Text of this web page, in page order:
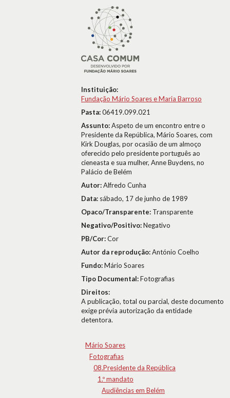
Instituição:
Fundação Mário Soares e Maria Barroso
Pasta:06419.099.021
Assunto:Aspeto de um encontro entre o
Presidente da República, Mário Soares, com
Kirk Douglas, por ocasião de um almoço
oferecido pelo presidente português ao
cieneasta e sua mulher, Anne Buydens, no
Palácio de Belém
Autor:Alfredo Cunha
Data: sábado, 17 de junho de 1989
Opaco/Transparente: Transparente
Negativo/Positivo:Negativo
PB/Cor:Cor
Autor da reprodução:António Coelho
Fundo:Mário Soares
Tipo Documental:Fotografias
Direitos:
A publicação, total ou parcial, deste documento
exige prévia autorização da entidade
detentora.
Mário Soares
Fotografias
08.Presidente da República
1.º mandato
Audiências em Belém